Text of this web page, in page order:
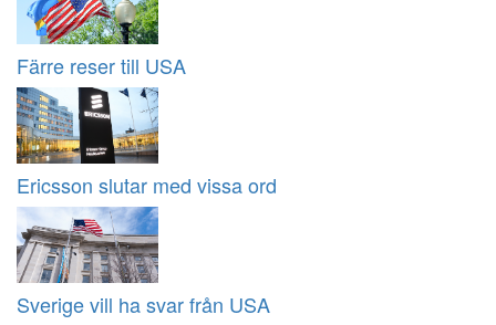
Färre reser till USA
Ericsson slutar med vissa ord
Sverige vill ha svar från USA